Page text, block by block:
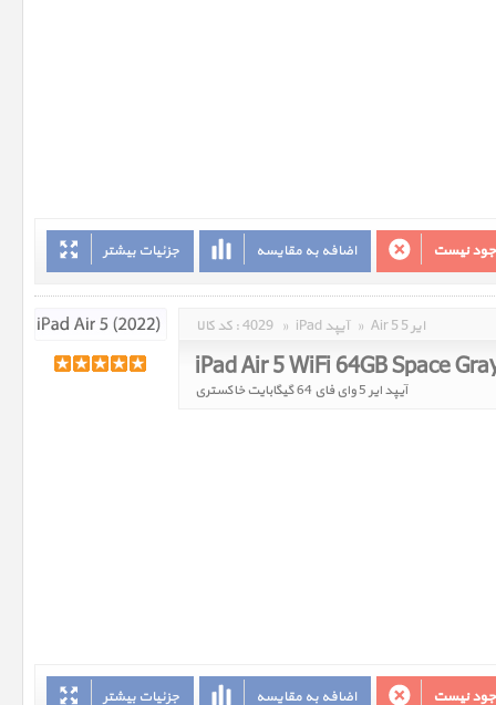
جزئیات بیشتر اضافه به مقایسه نیست
کد کالا : 4029 » iPad آیپد » Air 5 ایر 5
iPad Air 5 WiFi 64GB Space
آیپد ایر 5 وای فای 64 گیگابایت خاکستری
جزئیات بیشتر اضافه به مقایسه نیست